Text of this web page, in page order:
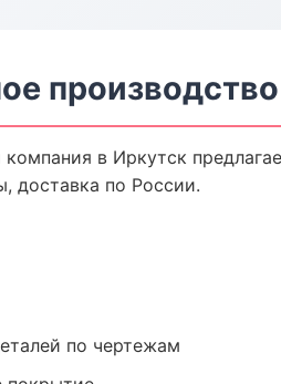
в Иркутск
доставка по России.
по чертежам